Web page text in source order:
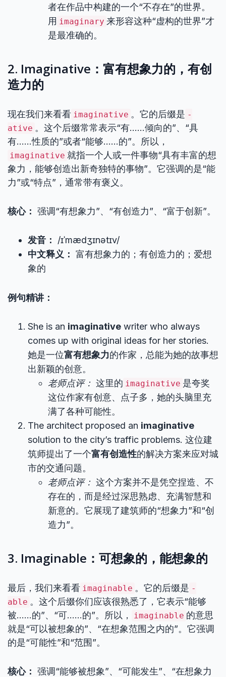
者在作品中构建的一个“不存在”的世界。
用 imaginary 来形容这种“虚构的世界”才
是最准确的。
2. Imaginative：富有想象力的，有创
造力的
现在我们来看看 imaginative 。它的后缀是 -
ative 。这个后缀常常表示“有……倾向的”、“具
有……性质的”或者“能够……的”。所以，
imaginative 就指一个人或一件事物“具有丰富的想
象力，能够创造出新奇独特的事物”。它强调的是“能
力”或“特点”，通常带有褒义。
核心： 强调“有想象力”、“有创造力”、“富于创新”。
发音：
/ɪˈmædʒɪnətɪv/
中文释义： 富有想象力的；有创造力的；爱想
象的
例句精讲：
She is an imaginative writer who always
comes up with original ideas for her stories.
她是一位富有想象力的作家，总能为她的故事想
出新颖的创意。
老师点评： 这里的 imaginative 是夸奖
这位作家有创意、点子多，她的头脑里充
满了各种可能性。
The architect proposed an imaginative
solution to the city’s traffic problems. 这位建
筑师提出了一个富有创造性的解决方案来应对城
市的交通问题。
老师点评： 这个方案并不是凭空捏造、不
存在的，而是经过深思熟虑、充满智慧和
新意的。它展现了建筑师的“想象力”和“创
造力”。
3. Imaginable：可想象的，能想象的
最后，我们来看看 imaginable 。它的后缀是 -
able 。这个后缀你们应该很熟悉了，它表示“能够
被……的”、“可……的”。所以，
imaginable 的意思
就是“可以被想象的”、“在想象范围之内的”。它强调
的是“可能性”和“范围”。
核心： 强调“能够被想象”、“可能发生”、“在想象力